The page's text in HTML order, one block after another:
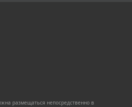
размещаться непосредственно в